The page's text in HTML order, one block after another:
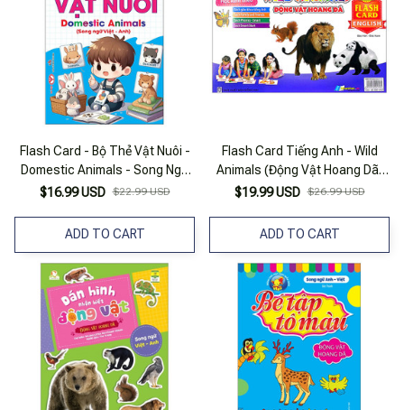
Flash Card - Bộ Thẻ Vật Nuôi -
Domestic Animals - Song Ngữ
Việt-Anh
$16.99 USD $22.99 USD
ADD TO CART
Flash Card Tiếng Anh - Wild
Animals (Động Vật Hoang Dã)
(Tái Bản 2023)
$19.99 USD $26.99 USD
ADD TO CART